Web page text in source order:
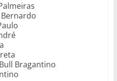
Bernardo
Bragantino